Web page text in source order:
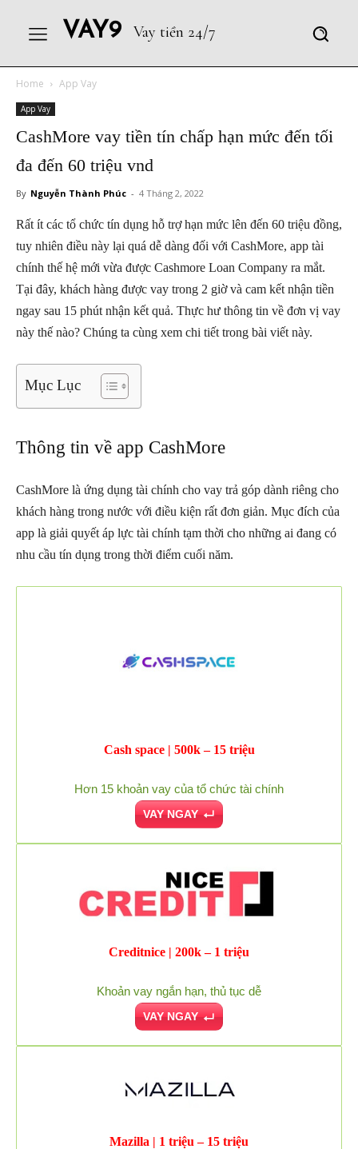
VAY9 Vay tiền 24/7
Home App Vay
App Vay
CashMore vay tiền tín chấp hạn mức đến tối
đa đến 60 triệu vnd
By Nguyễn Thành Phúc - 4 Tháng 2, 2022
Rất ít các tổ chức tín dụng hỗ trợ hạn mức lên đến 60 triệu đồng,
tuy nhiên điều này lại quá dễ dàng đối với CashMore, app tài
chính thế hệ mới vừa được Cashmore Loan Company ra mắt.
Tại đây, khách hàng được vay trong 2 giờ và cam kết nhận tiền
ngay sau 15 phút nhận kết quả. Thực hư thông tin về đơn vị vay
này thế nào? Chúng ta cùng xem chi tiết trong bài viết này.
Mục Lục
Thông tin về app CashMore
CashMore là ứng dụng tài chính cho vay trả góp dành riêng cho
khách hàng trong nước với điều kiện rất đơn giản. Mục đích của
app là giải quyết áp lực tài chính tạm thời cho những ai đang có
nhu cầu tín dụng trong thời điểm cuối năm.
Cash space | 500k – 15 triệu
Hơn 15 khoản vay của tổ chức tài chính
VAY NGAY
Creditnice | 200k – 1 triệu
Khoản vay ngắn hạn, thủ tục dễ
VAY NGAY
Mazilla | 1 triệu – 15 triệu